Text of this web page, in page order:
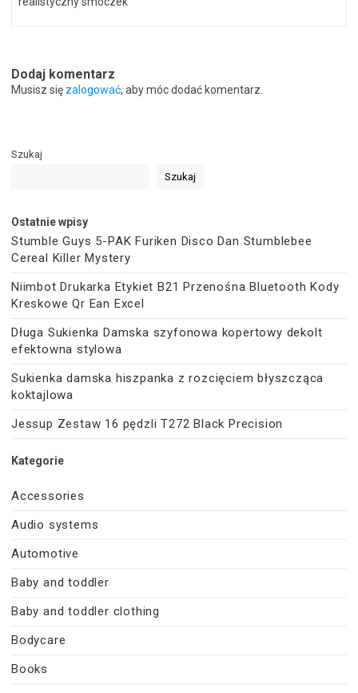
Dodaj komentarz
Musisz się zalogować, aby móc dodać komentarz.
Szukaj
Szukaj
Ostatnie wpisy
Stumble Guys 5-PAK Furiken Disco Dan Stumblebee
Cereal Killer Mystery
Niimbot Drukarka Etykiet B21 Przenośna Bluetooth Kody
Kreskowe Qr Ean Excel
Długa Sukienka Damska szyfonowa kopertowy dekolt
efektowna stylowa
Sukienka damska hiszpanka z rozcięciem błyszcząca
koktajlowa
Jessup Zestaw 16 pędzli T272 Black Precision
Kategorie
Accessories
Audio systems
Automotive
Baby and toddler
Baby and toddler clothing
Bodycare
Books